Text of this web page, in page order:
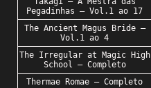
Pegadinhas – Vol.1 ao 17
The Ancient Magus Bride –
Vol.1 ao 4
The Irregular at Magic High
School – Completo
Thermae Romae – Completo